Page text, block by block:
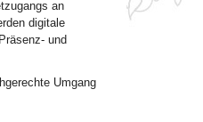
an
digitale
und
Umgang